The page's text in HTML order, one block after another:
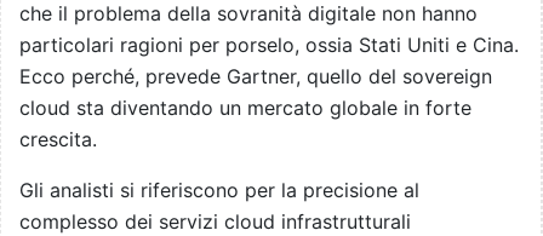
che il problema della sovranità digitale non hanno
particolari ragioni per porselo, ossia Stati Uniti e Cina.
Ecco perché, prevede Gartner, quello del sovereign
cloud sta diventando un mercato globale in forte
crescita.
Gli analisti si riferiscono per la precisione al
complesso dei servizi cloud infrastrutturali